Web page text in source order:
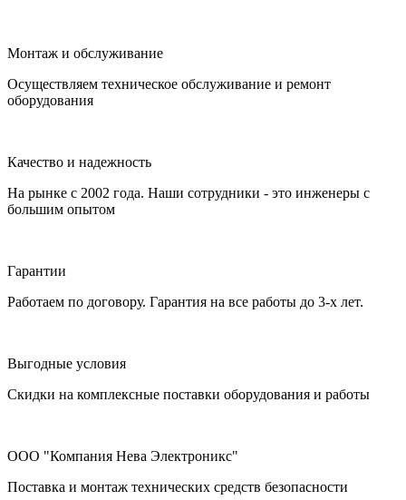
Монтаж и обслуживание
Осуществляем техническое обслуживание и ремонт
оборудования
Качество и надежность
На рынке с 2002 года. Наши сотрудники - это инженеры с
большим опытом
Гарантии
Работаем по договору. Гарантия на все работы до 3-х лет.
Выгодные условия
Скидки на комплексные поставки оборудования и работы
ООО "Компания Нева Электроникс"
Поставка и монтаж технических средств безопасности